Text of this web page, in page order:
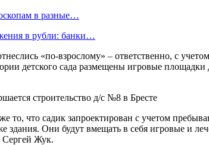
в разные…
в рубли: банки…
«по-взрослому» – ответственно, с
детского сада размещены игровые площадки
то, что садик запроектирован с учетом
здания. Они будут вмещать в себя игровые
Сергей Жук.